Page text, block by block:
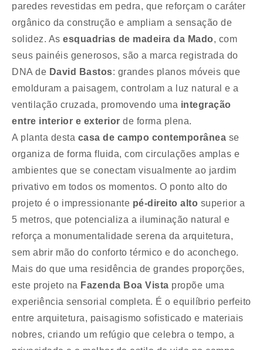
paredes revestidas em pedra, que reforçam o caráter
orgânico da construção e ampliam a sensação de
solidez. As esquadrias de madeira da Mado, com
seus painéis generosos, são a marca registrada do
DNA de David Bastos: grandes planos móveis que
emolduram a paisagem, controlam a luz natural e a
ventilação cruzada, promovendo uma integração
entre interior e exterior de forma plena.
A planta desta casa de campo contemporânea se
organiza de forma fluida, com circulações amplas e
ambientes que se conectam visualmente ao jardim
privativo em todos os momentos. O ponto alto do
projeto é o impressionante pé-direito alto superior a
5 metros, que potencializa a iluminação natural e
reforça a monumentalidade serena da arquitetura,
sem abrir mão do conforto térmico e do aconchego.
Mais do que uma residência de grandes proporções,
este projeto na Fazenda Boa Vista propõe uma
experiência sensorial completa. É o equilíbrio perfeito
entre arquitetura, paisagismo sofisticado e materiais
nobres, criando um refúgio que celebra o tempo, a